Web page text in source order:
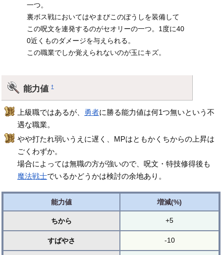
一つ。
裏ボス戦においてはやまびこのぼうしを装備して
この呪文を連発するのがセオリーの一つ。1度に40
0近くものダメージを与えられる。
この職業でしか覚えられないのが玉にキズ。
能力値†
上級職ではあるが、 勇者に勝る能力値は何1つ無いという不
遇な職業。
やや打たれ弱いうえに遅く、MPはともかくちからの上昇は
ごくわずか。
場合によっては無職の方が強いので、呪文・特技修得後も
魔法戦士でいるかどうかは検討の余地あり。
能力値 増減(%)
ちから +5
すばやさ -10